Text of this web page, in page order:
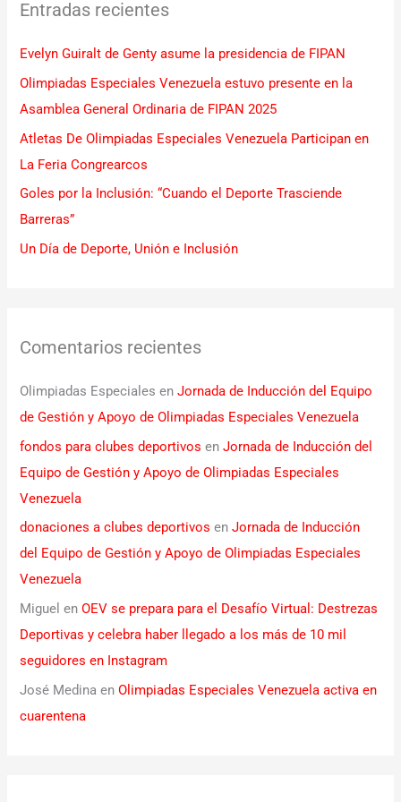
a
p
o
r
:
Entradas recientes
Evelyn Guiralt de Genty asume la presidencia de FIPAN
Olimpiadas Especiales Venezuela estuvo presente en la
Asamblea General Ordinaria de FIPAN 2025
Atletas De Olimpiadas Especiales Venezuela Participan en
La Feria Congrearcos
Goles por la Inclusión: “Cuando el Deporte Trasciende
Barreras”
Un Día de Deporte, Unión e Inclusión
Comentarios recientes
Olimpiadas Especiales enJornada de Inducción del Equipo
de Gestión y Apoyo de Olimpiadas Especiales Venezuela
fondos para clubes deportivos enJornada de Inducción del
Equipo de Gestión y Apoyo de Olimpiadas Especiales
Venezuela
donaciones a clubes deportivos enJornada de Inducción
del Equipo de Gestión y Apoyo de Olimpiadas Especiales
Venezuela
Miguel enOEV se prepara para el Desafío Virtual: Destrezas
Deportivas y celebra haber llegado a los más de 10 mil
seguidores en Instagram
José Medina enOlimpiadas Especiales Venezuela activa en
cuarentena